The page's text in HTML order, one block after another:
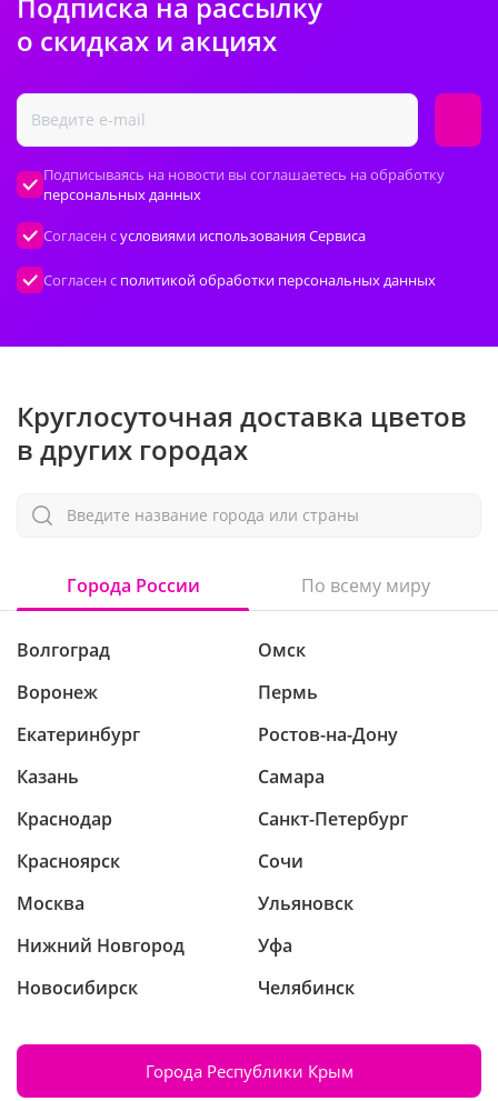
о скидках и акциях
Подписываясь на новости вы соглашаетесь на обработку
персональных данных
Согласен сусловиями использования Сервиса
Согласен с политикой обработки персональных данных
Круглосуточная доставка цветов
в других городах
Введите название города или страны
Города России По всему миру
Волгоград
Воронеж
Екатеринбург
Казань
Краснодар
Красноярск
Москва
Нижний Новгород
Новосибирск
Омск
Пермь
Ростов-на-Дону
Самара
Санкт-Петербург
Сочи
Ульяновск
Уфа
Челябинск
Города Республики Крым